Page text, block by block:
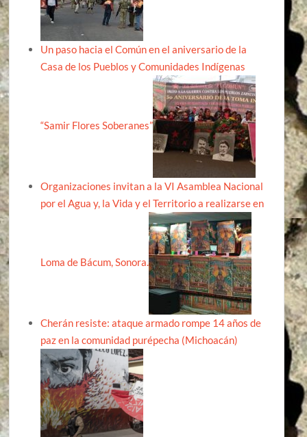
Un paso hacia el Común en el aniversario de la
Casa de los Pueblos y Comunidades Indígenas
“Samir Flores Soberanes”
Organizaciones invitan a la VI Asamblea Nacional
por el Agua y, la Vida y el Territorio a realizarse en
Loma de Bácum, Sonora.
Cherán resiste: ataque armado rompe 14 años de
paz en la comunidad purépecha (Michoacán)